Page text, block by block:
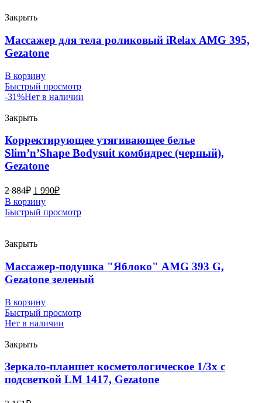
Закрыть
Массажер для тела роликовый iRelax AMG 395,
Gezatone
В корзину
Быстрый просмотр
-31%Нет в наличии
Закрыть
Корректирующее утягивающее белье
Slim’n’Shape Bodysuit комбидрес (черный),
Gezatone
2 884₽ 1 990₽
В корзину
Быстрый просмотр
Закрыть
Массажер-подушка "Яблоко" AMG 393 G,
Gezatone зеленый
В корзину
Быстрый просмотр
Нет в наличии
Закрыть
Зеркало-планшет косметологическое 1/3х с
подсветкой LM 1417, Gezatone